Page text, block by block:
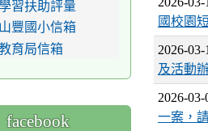
國校園
2026-03-
及活動
2026-03-
一案，
facebook